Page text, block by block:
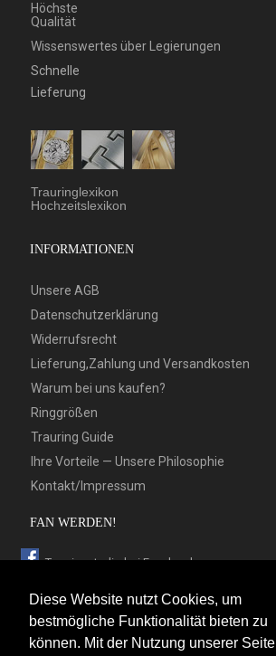
Diese Website nutzt Cookies, um
bestmögliche Funktionalität bieten zu
können. Mit der Nutzung unserer Seite
Höchste
Qualität
Wissenswertes über Legierungen
Schnelle
Lieferung
Trauringlexikon
Hochzeitslexikon
INFORMATIONEN
Unsere AGB
Datenschutzerklärung
Widerrufsrecht
Lieferung,Zahlung und Versandkosten
Warum bei uns kaufen?
Ringgrößen
Trauring Guide
Ihre Vorteile — Unsere Philosophie
Kontakt/Impressum
FAN WERDEN!
Trauringstudio bei Facebook
Trauringstudio bei Twitter
Trauringstudio bei Pinterest